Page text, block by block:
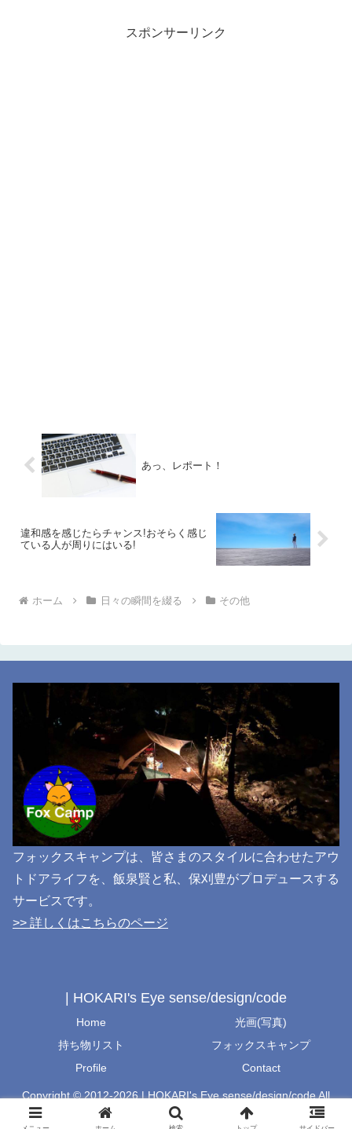
スポンサーリンク
あっ、レポート！
違和感を感じたらチャンス!おそらく感じ
ている人が周りにはいる!
ホーム 日々の瞬間を綴る その他
フォックスキャンプは、皆さまのスタイルに合わせたアウ
トドアライフを、飯泉賢と私、保刈豊がプロデュースする
サービスです。
>> 詳しくはこちらのページ
| HOKARI's Eye sense/design/code
Home
光画(写真)
持ち物リスト
フォックスキャンプ
Profile
Contact
Copyright © 2012-2026 | HOKARI's Eye sense/design/code All
Rights Reserved.